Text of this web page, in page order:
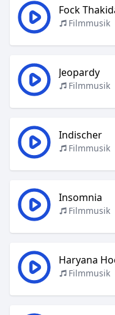
Fock
Filmmusik
Jeopardy
Filmmusik
Indischer
Filmmusik
Insomnia
Filmmusik
Haryana
Filmmusik